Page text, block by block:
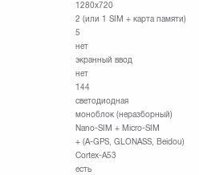
1280x720
2 (или 1 SIM + карта памяти)
5
нет
экранный ввод
нет
144
светодиодная
моноблок (неразборный)
Nano-SIM + Micro-SIM
+ (A-GPS, GLONASS, Beidou)
Cortex-A53
есть